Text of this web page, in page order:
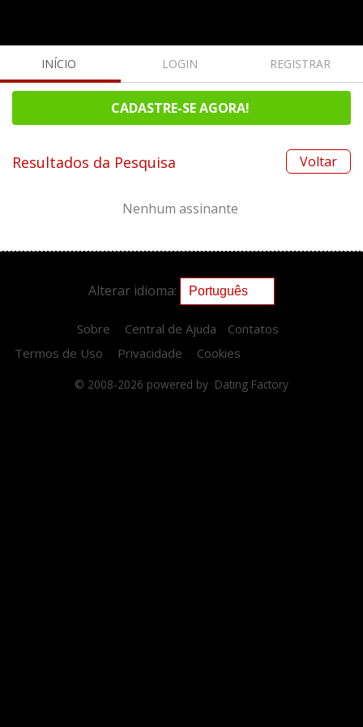
INÍCIO LOGIN REGISTRAR
CADASTRE-SE AGORA!
Resultados da Pesquisa Voltar
Nenhum assinante
Alterar idioma:
Sobre Central de Ajuda
Contatos
Termos de Uso
Privacidade Cookies
© 2008-2026 powered by Dating Factory